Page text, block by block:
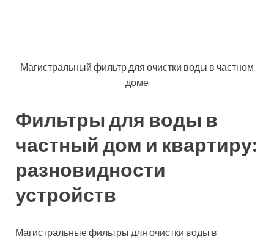
устройств
квартире или доме делятся на несколько типов, в
зависимости от того, какую основную функцию они
выполняют. Вкратце рассмотрим каждый из
условиях эксплуатации он будет наиболее уместен.
Фильтры грубой очистки
воды перед счетчиком